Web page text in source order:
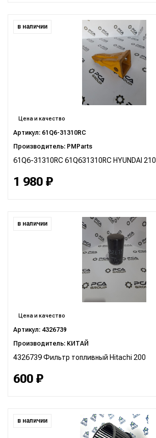
в наличии
Цена и качество
Артикул: 61Q6-31310RC
Производитель: PMParts
61Q6-31310RC 61Q631310RC HYUNDAI 210
1 980 ₽
в наличии
Цена и качество
Артикул: 4326739
Производитель: КИТАЙ
4326739 Фильтр топливный Hitachi 200
600 ₽
в наличии